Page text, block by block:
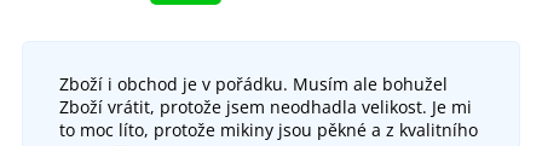
Zboží i obchod je v pořádku. Musím ale bohužel
Zboží vrátit, protože jsem neodhadla velikost. Je mi
to moc líto, protože mikiny jsou pěkné a z kvalitního